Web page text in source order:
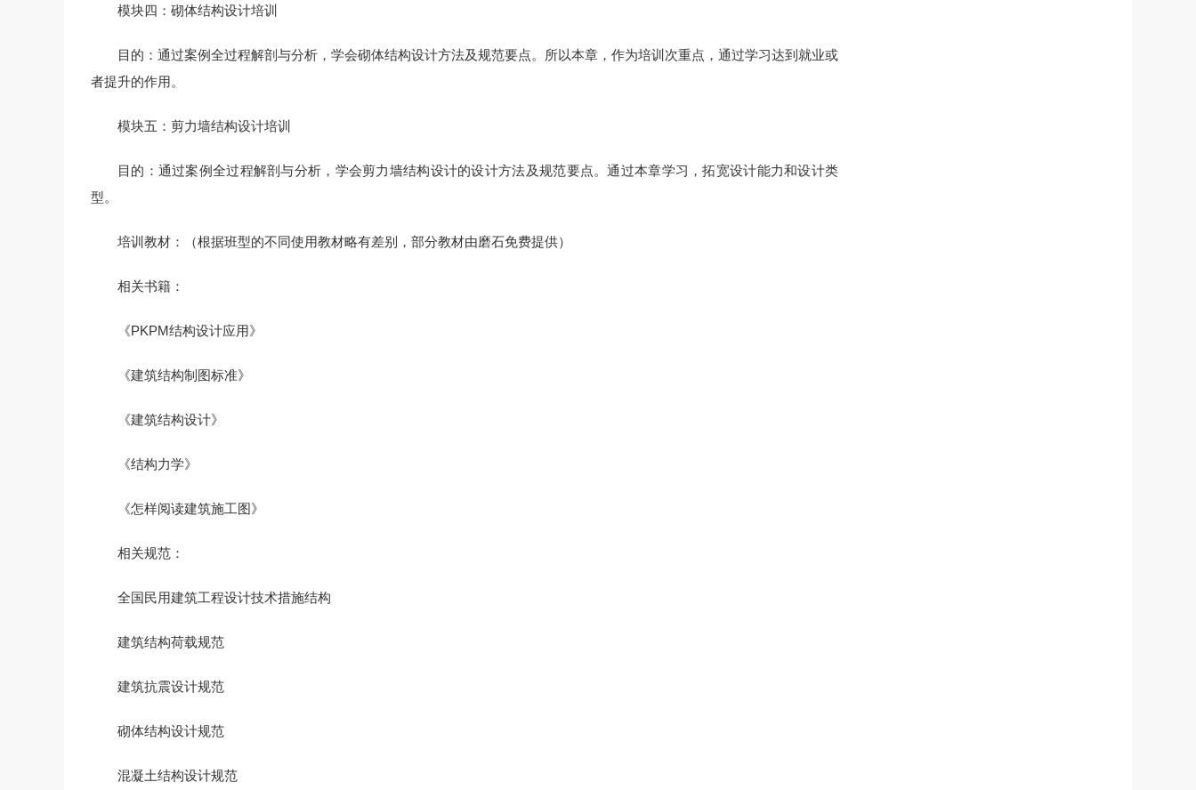
模块四：砌体结构设计培训
目的：通过案例全过程解剖与分析，学会砌体结构设计方法及规范要点。所以本章，作为培训次重点，通过学习达到就业或
者提升的作用。
模块五：剪力墙结构设计培训
目的：通过案例全过程解剖与分析，学会剪力墙结构设计的设计方法及规范要点。通过本章学习，拓宽设计能力和设计类
型。
培训教材：（根据班型的不同使用教材略有差别，部分教材由磨石免费提供）
相关书籍：
《PKPM结构设计应用》
《建筑结构制图标准》
《建筑结构设计》
《结构力学》
《怎样阅读建筑施工图》
相关规范：
全国民用建筑工程设计技术措施结构
建筑结构荷载规范
建筑抗震设计规范
砌体结构设计规范
混凝土结构设计规范